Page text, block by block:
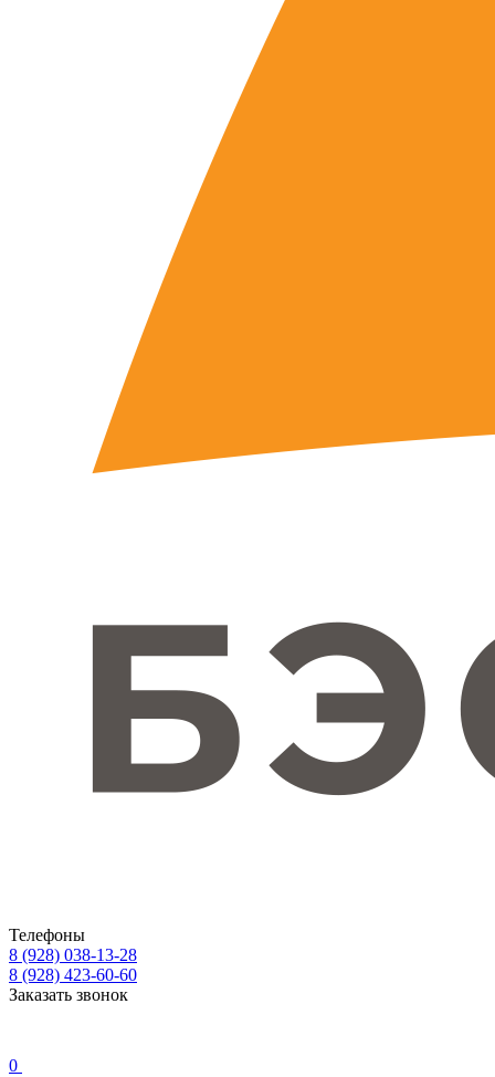
Телефоны
8 (928) 038-13-28
8 (928) 423-60-60
Заказать звонок
0